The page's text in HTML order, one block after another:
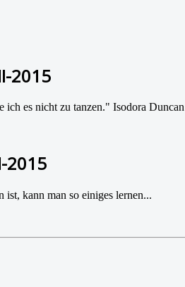
2015
ich es nicht zu tanzen." Isodora Duncan
2015
ist, kann man so einiges lernen...